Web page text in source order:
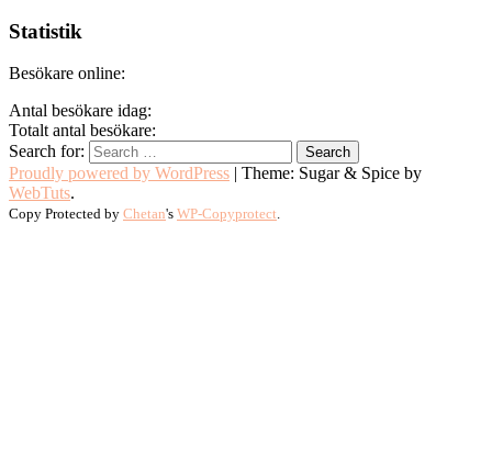
Statistik
Besökare online:
Antal besökare idag:
Totalt antal besökare:
Search for:
Proudly powered by WordPress | Theme: Sugar & Spice by
WebTuts.
Copy Protected by Chetan's WP-Copyprotect.